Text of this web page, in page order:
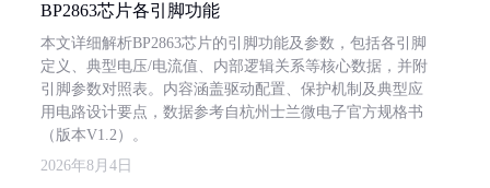
BP2863芯片各引脚功能
本文详细解析BP2863芯片的引脚功能及参数，包括各引脚
定义、典型电压/电流值、内部逻辑关系等核心数据，并附
引脚参数对照表。内容涵盖驱动配置、保护机制及典型应
用电路设计要点，数据参考自杭州士兰微电子官方规格书
（版本V1.2）。
2026年8月4日